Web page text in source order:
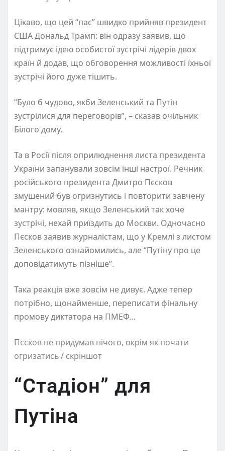
Цікаво, що цей “пас” швидко прийняв президент
США Дональд Трамп: він одразу заявив, що
підтримує ідею особистої зустрічі лідерів двох
країн й додав, що обговорення можливості їхньої
зустрічі його дуже тішить.
“Було б чудово, якби Зеленський та Путін
зустрілися для переговорів”, – сказав очільник
Білого дому.
Та в Росії після оприлюднення листа президента
України запанували зовсім інші настрої. Речник
російського президента Дмитро Пєсков
змушений був огризнутись і повторити завчену
мантру: мовляв, якщо Зеленський так хоче
зустрічі, нехай приїздить до Москви. Одночасно
Пєсков заявив журналістам, що у Кремлі з листом
Зеленського ознайомились, але “Путіну про це
доповідатимуть пізніше”.
Така реакція вже зовсім не дивує. Адже тепер
потрібно, щонайменше, переписати фінальну
промову диктатора на ПМЕФ…
Пєсков не придумав нічого, окрім як почати
огризатись / скріншот
“Стадіон” для
Путіна